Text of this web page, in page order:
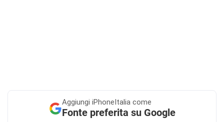
Aggiungi iPhoneItalia come
Fonte preferita su Google